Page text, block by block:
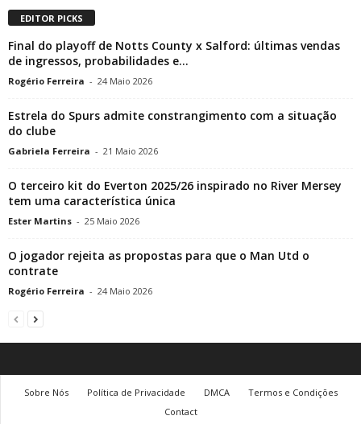
EDITOR PICKS
Final do playoff de Notts County x Salford: últimas vendas
de ingressos, probabilidades e...
Rogério Ferreira - 24 Maio 2026
Estrela do Spurs admite constrangimento com a situação
do clube
Gabriela Ferreira - 21 Maio 2026
O terceiro kit do Everton 2025/26 inspirado no River Mersey
tem uma característica única
Ester Martins - 25 Maio 2026
O jogador rejeita as propostas para que o Man Utd o
contrate
Rogério Ferreira - 24 Maio 2026
Sobre Nós Política de Privacidade DMCA
Termos e Condições
Contact